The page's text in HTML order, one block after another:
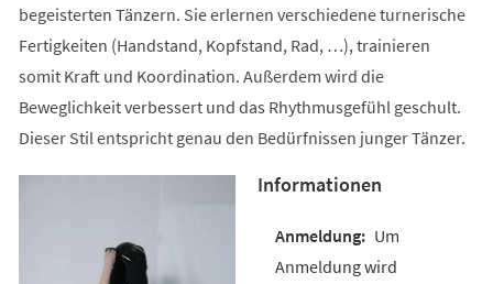
begeisterten Tänzern. Sie erlernen verschiedene turnerische
Fertigkeiten (Handstand, Kopfstand, Rad, …), trainieren
somit Kraft und Koordination. Außerdem wird die
Beweglichkeit verbessert und das Rhythmusgefühl geschult.
Dieser Stil entspricht genau den Bedürfnissen junger Tänzer.
Informationen
Um
Anmeldung wird